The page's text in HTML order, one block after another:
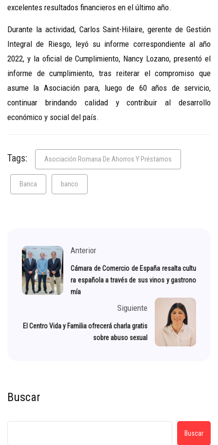
excelentes resultados financieros en el último año.
Durante la actividad, Carlos Saint-Hilaire, gerente de Gestión
Integral de Riesgo, leyó su informe correspondiente al año
2022, y la oficial de Cumplimiento, Nancy Lozano, presentó el
informe de cumplimiento, tras reiterar el compromiso que
asume la Asociación para, luego de 60 años de servicio,
continuar brindando calidad y contribuir al desarrollo
económico y social del país.
Tags: Asociación Romana De Ahorros Y Préstamos
Banca banco
Anterior
Cámara de Comercio de España resalta cultu
ra española a través de sus vinos y gastrono
mía
Siguiente
El Centro Vida y Familia ofrecerá charla gratis
sobre abuso sexual
Buscar
Buscar